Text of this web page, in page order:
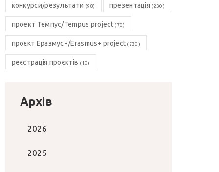
конкурси/результати (98) презентація (230)
проект Темпус/Tempus project(70)
проєкт Еразмус+/Erasmus+ project (730)
реєстрація проєктів (10)
Архів
2026
2025